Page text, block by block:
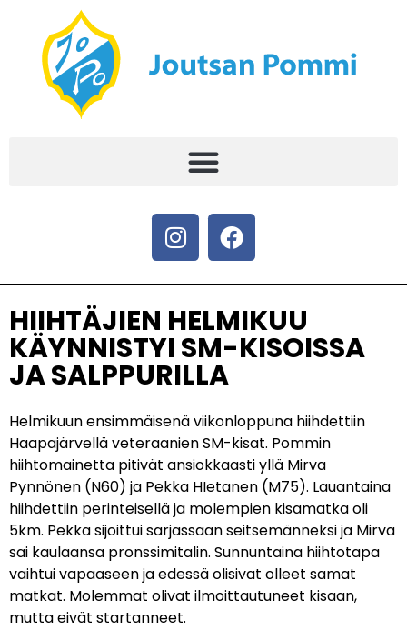
HIIHTÄJIEN HELMIKUU
KÄYNNISTYI SM-KISOISSA
JA SALPPURILLA
Helmikuun ensimmäisenä viikonloppuna hiihdettiin
Haapajärvellä veteraanien SM-kisat. Pommin
hiihtomainetta pitivät ansiokkaasti yllä Mirva
Pynnönen (N60) ja Pekka HIetanen (M75). Lauantaina
hiihdettiin perinteisellä ja molempien kisamatka oli
5km. Pekka sijoittui sarjassaan seitsemänneksi ja Mirva
sai kaulaansa pronssimitalin. Sunnuntaina hiihtotapa
vaihtui vapaaseen ja edessä olisivat olleet samat
matkat. Molemmat olivat ilmoittautuneet kisaan,
mutta eivät startanneet.